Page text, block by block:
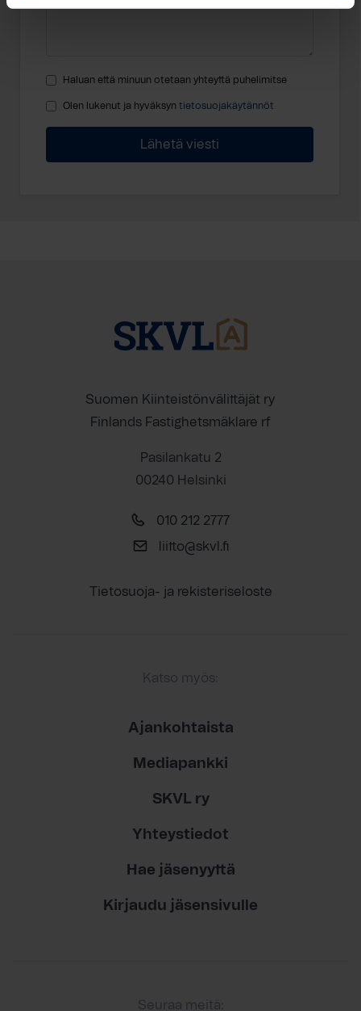
Haluan että minuun otetaan yhteyttä puhelimitse
Olen lukenut ja hyväksyn tietosuojakäytännöt
Suomen Kiinteistönvälittäjät ry
Finlands Fastighetsmäklare rf
Pasilankatu 2
00240 Helsinki
010 212 2777
liitto@skvl.fi
Tietosuoja- ja rekisteriseloste
Katso myös:
Ajankohtaista
Mediapankki
SKVL ry
Yhteystiedot
Hae jäsenyyttä
Kirjaudu jäsensivulle
Seuraa meitä: